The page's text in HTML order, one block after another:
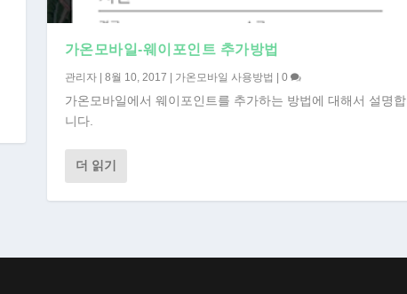
가온모바일-웨이포인트 추가방법
관리자| 8월 10, 2017 가온모바일 사용방법 0
가온모바일에서 웨이포인트를 추가하는 방법에 대해서 설명합
니다.
더 읽기